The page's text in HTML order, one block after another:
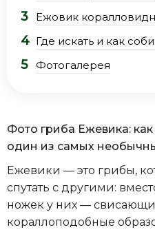
Ежовик
Где искать и как
Фотогалерея
Фото гриба Ежевика:
один из самых
Ежевики — это грибы,
спутать с другими:
ножек у них —
кораллоподобные